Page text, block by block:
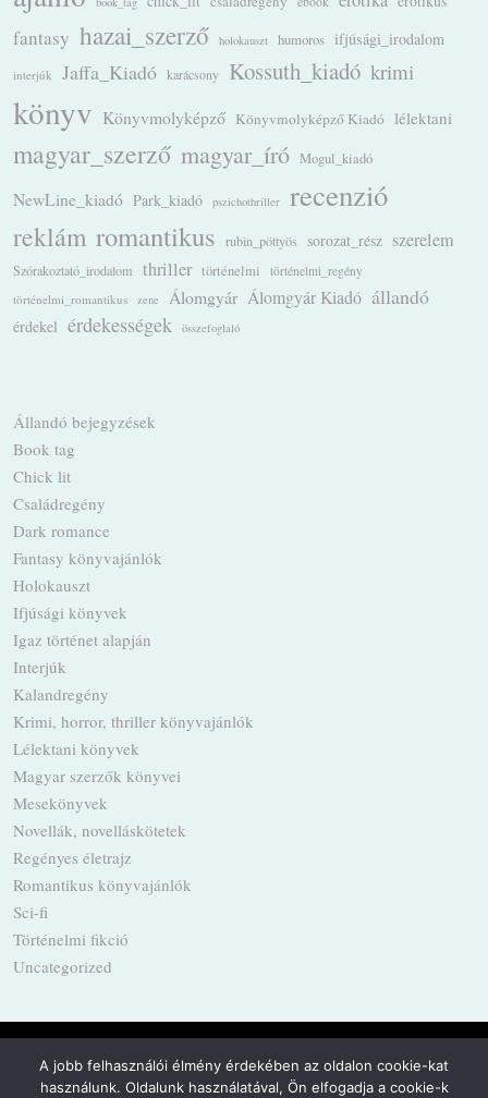
fantasy hazai_szerző holokauszt humoros ifjúsági_irodalom
interjúk Jaffa_Kiadó karácsony Kossuth_kiadó krimi
könyv Könyvmolyképző Könyvmolyképző Kiadó lélektani
magyar_szerző magyar_író Mogul_kiadó
NewLine_kiadó Park_kiadó pszichothriller recenzió
reklám romantikus rubin_pöttyös sorozat_rész szerelem
Szórakoztató_irodalom thriller történelmi
történelmi_regény
történelmi_romantikus
zene Álomgyár Álomgyár Kiadó állandó
érdekel érdekességek összefoglaló
Állandó bejegyzések
Book tag
Chick lit
Családregény
Dark romance
Fantasy könyvajánlók
Holokauszt
Ifjúsági könyvek
Igaz történet alapján
Interjúk
Kalandregény
Krimi, horror, thriller könyvajánlók
Lélektani könyvek
Magyar szerzők könyvei
Mesekönyvek
Novellák, novelláskötetek
Regényes életrajz
Romantikus könyvajánlók
Sci-fi
Történelmi fikció
Uncategorized
A jobb felhasználói élmény érdekében az oldalon cookie-kat
használunk. Oldalunk használatával, Ön elfogadja a cookie-k